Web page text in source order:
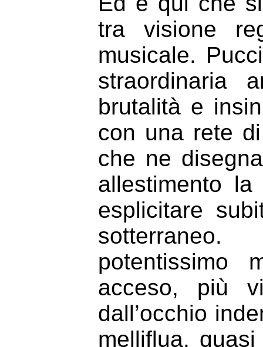
tra visione
musicale.
straordinaria
brutalità e
con una rete
che ne
allestimento
esplicitare
potentissimo
acceso, più
dall’occhio
melliflua,